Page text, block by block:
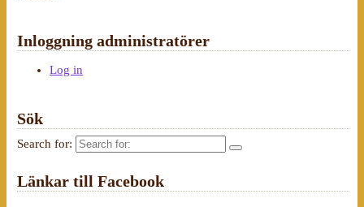
Inloggning administratörer
Log in
Sök
Search for:
Länkar till Facebook